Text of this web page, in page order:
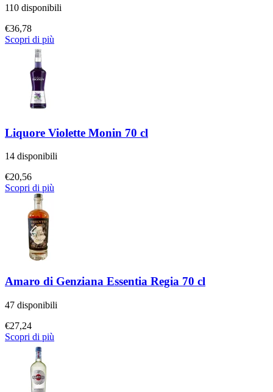
110 disponibili
€36,78
Scopri di più
Liquore Violette Monin 70 cl
14 disponibili
€20,56
Scopri di più
Amaro di Genziana Essentia Regia 70 cl
47 disponibili
€27,24
Scopri di più